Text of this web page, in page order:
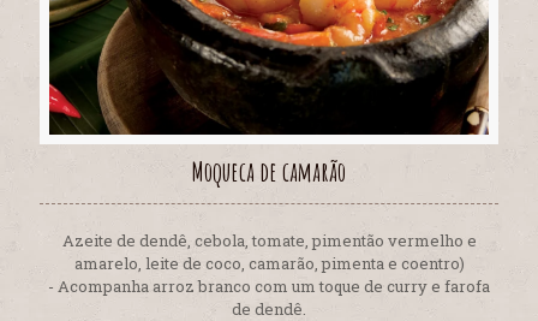
Moqueca de camarão
Azeite de dendê, cebola, tomate, pimentão vermelho e
amarelo, leite de coco, camarão, pimenta e coentro)
- Acompanha arroz branco com um toque de curry e farofa
de dendê.